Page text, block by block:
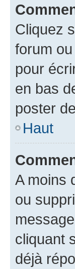
Cliquez
forum
pour
en bas
poster
Haut
A moins
ou
cliquant
déjà